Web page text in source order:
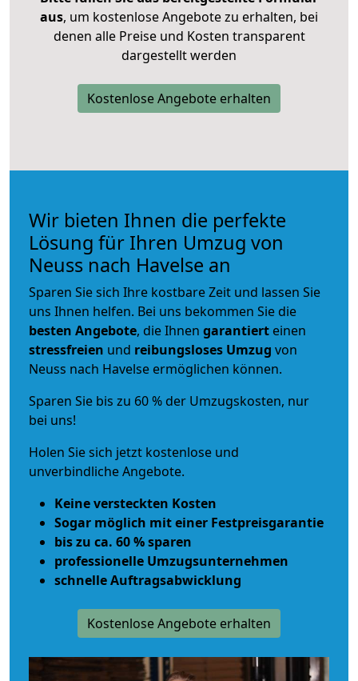
aus, um kostenlose Angebote zu erhalten, bei
denen alle Preise und Kosten transparent
dargestellt werden
Kostenlose Angebote erhalten
Wir bieten Ihnen die perfekte
Lösung für Ihren Umzug von
Neuss nach Havelse an
Sparen Sie sich Ihre kostbare Zeit und lassen Sie
uns Ihnen helfen. Bei uns bekommen Sie die
besten Angebote, die Ihnen garantiert einen
stressfreien und reibungsloses Umzug von
Neuss nach Havelse ermöglichen können.
Sparen Sie bis zu 60 % der Umzugskosten, nur
bei uns!
Holen Sie sich jetzt kostenlose und
unverbindliche Angebote.
Keine versteckten Kosten
Sogar möglich mit einer Festpreisgarantie
bis zu ca. 60 % sparen
professionelle Umzugsunternehmen
schnelle Auftragsabwicklung
Kostenlose Angebote erhalten